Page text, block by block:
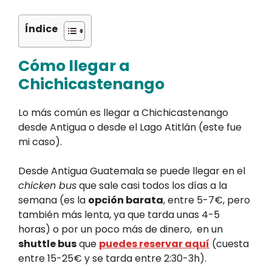
Índice
Cómo llegar a
Chichicastenango
Lo más común es llegar a Chichicastenango
desde Antigua o desde el Lago Atitlán (este fue
mi caso).
Desde Antigua Guatemala se puede llegar en el
chicken busque sale casi todos los días a la
semana (es la opción barata, entre 5-7€, pero
también más lenta, ya que tarda unas 4-5
horas) o por un poco más de dinero, en un
shuttle busque puedes reservar aquí (cuesta
entre 15-25€ y se tarda entre 2:30-3h).